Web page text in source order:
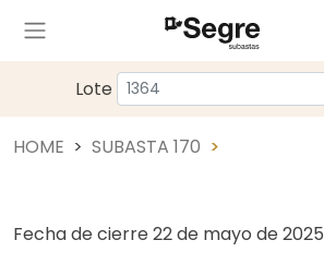
Lote
HOME SUBASTA 170
Fecha de cierre 22 de mayo de 2025